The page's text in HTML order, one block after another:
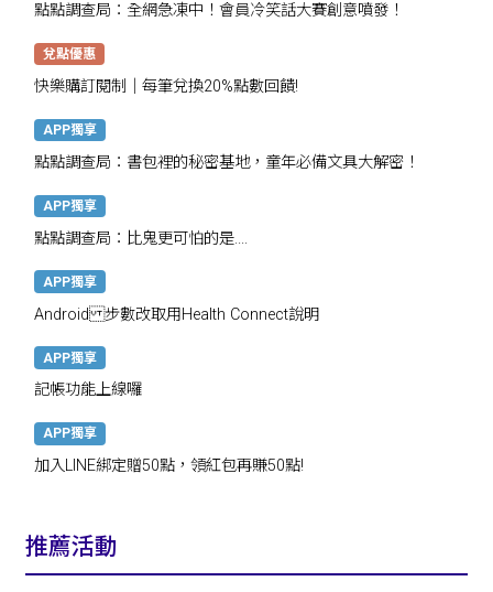
點點調查局：全網急凍中！會員冷笑話大賽創意噴發！
兌點優惠
快樂購訂閱制｜每筆兌換20%點數回饋!
APP獨享
點點調查局：書包裡的秘密基地，童年必備文具大解密！
APP獨享
點點調查局：比鬼更可怕的是....
APP獨享
Android 步數改取用Health Connect說明
APP獨享
記帳功能上線囉
APP獨享
加入LINE綁定贈50點，領紅包再賺50點!
推薦活動